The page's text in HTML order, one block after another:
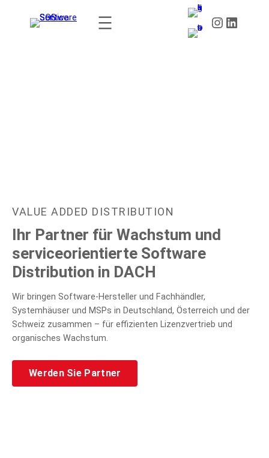
CHANNEL EXCELLENCE AWARDS 2027:
VALUE ADDED DISTRIBUTION
Ihr Partner für Wachstum und
serviceorientierte Software
Distribution in DACH
Wir bringen Software-Hersteller und Fachhändler,
Systemhäuser und MSPs in Deutschland, Österreich und der
Schweiz zusammen – für effizienten Lizenzvertrieb und
organisches Wachstum.
Werden Sie Partner